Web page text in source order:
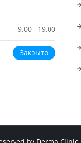
9.00 - 19.00
Закрыто